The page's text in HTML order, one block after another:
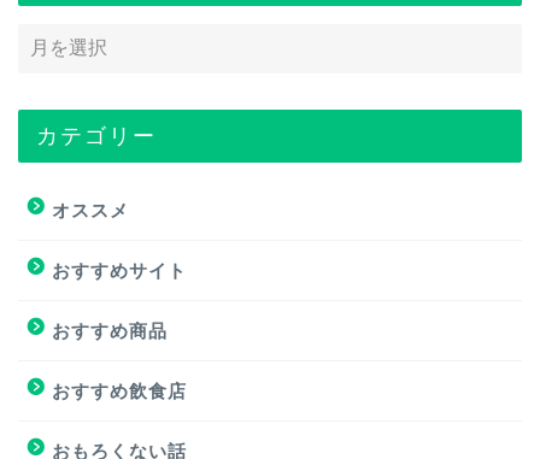
カテゴリー
オススメ
おすすめサイト
おすすめ商品
おすすめ飲食店
おもろくない話